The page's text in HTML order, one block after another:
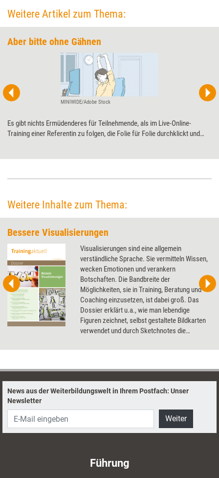
Weitere Artikel zum Thema:
Aber bitte ohne Gähnen
MINIWIDE/Adobe Stock
Es gibt nichts Ermüdenderes für Teilnehmende, als im Live-Online-
Training einer Referentin zu folgen, die Folie für Folie durchklickt und
Weitere Inhalte zum Thema:
Bessere Visualisierungen
Visualisierungen sind eine allgemein
verständliche Sprache. Sie vermitteln Wissen,
wecken Emotionen und verankern
Botschaften. Die Bandbreite der
Möglichkeiten, sie in Training, Beratung und
Coaching einzusetzen, ist dabei groß. Das
Dossier erklärt u.a., wie man lebendige
Figuren zeichnet, selbst gestaltete Bildkarten
verwendet und durch Sketchnotes die
News aus der Weiterbildungswelt in Ihrem Postfach: Unser
Newsletter
Weiter
Führung